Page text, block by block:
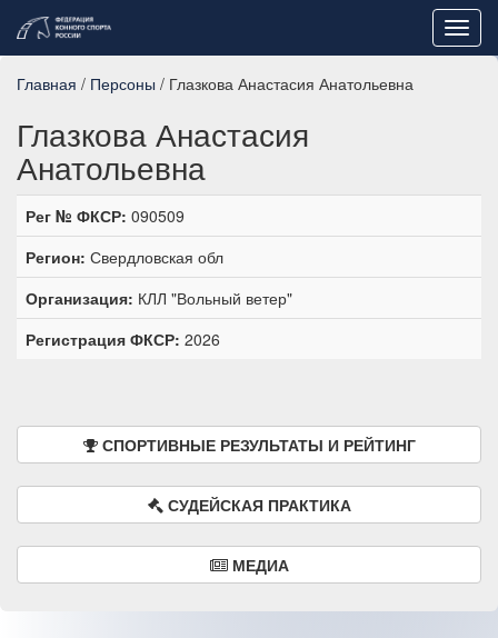
Главная / Персоны / Глазкова Анастасия Анатольевна
Глазкова Анастасия
Анатольевна
Рег № ФКСР: 090509
Регион: Свердловская обл
Организация: КЛЛ "Вольный ветер"
Регистрация ФКСР: 2026
СПОРТИВНЫЕ РЕЗУЛЬТАТЫ И РЕЙТИНГ
СУДЕЙСКАЯ ПРАКТИКА
МЕДИА